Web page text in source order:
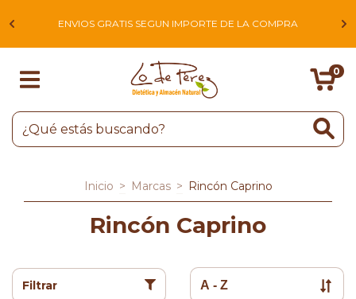
ENVIOS GRATIS SEGUN IMPORTE DE LA COMPRA
0
Inicio > Marcas > Rincón Caprino
Rincón Caprino
Filtrar